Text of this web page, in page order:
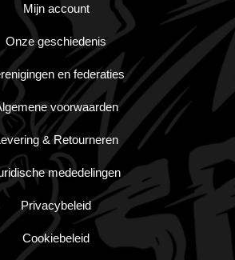
Mijn account
Onze geschiedenis
en federaties
voorwaarden
& Retourneren
mededelingen
Privacybeleid
Cookiebeleid